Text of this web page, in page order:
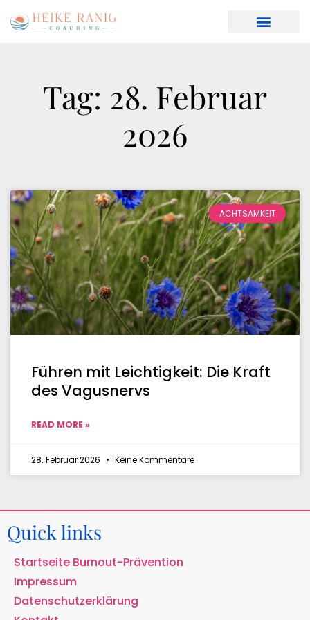
Tag: 28. Februar
2026
ACHTSAMKEIT
Führen mit Leichtigkeit: Die Kraft
des Vagusnervs
READ MORE »
28. Februar 2026 Keine Kommentare
Quick links
Startseite Burnout-Prävention
Impressum
Datenschutzerklärung